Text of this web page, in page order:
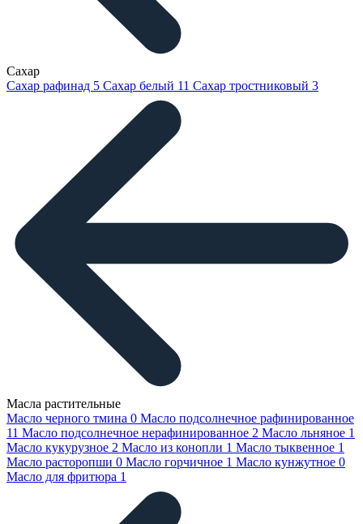
Сахар
Сахар рафинад 5 Сахар белый 11 Сахар тростниковый 3
Масла растительные
Масло черного тмина 0 Масло подсолнечное рафинированное
11 Масло подсолнечное нерафинированное 2 Масло льняное 1
Масло кукурузное 2 Масло из конопли 1 Масло тыквенное 1
Масло расторопши 0 Масло горчичное 1 Масло кунжутное 0
Масло для фритюра 1